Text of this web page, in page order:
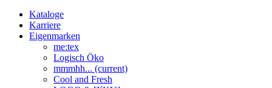
Kataloge
Karriere
Eigenmarken
me:tex
Logisch Öko
mmmhh... (current)
Cool and Fresh